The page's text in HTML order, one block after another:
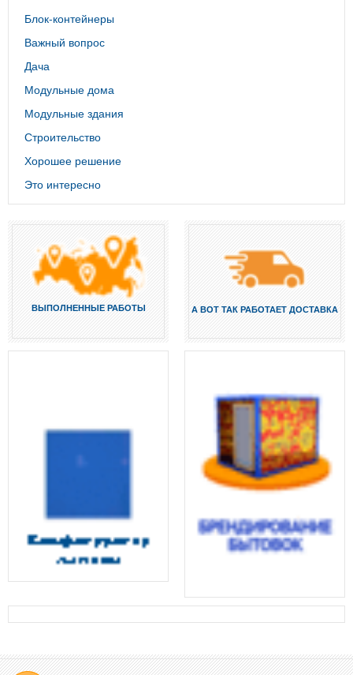
Блок-контейнеры
Важный вопрос
Дача
Модульные дома
Модульные здания
Строительство
Хорошее решение
Это интересно
ВЫПОЛНЕННЫЕ РАБОТЫ А ВОТ ТАК РАБОТАЕТ ДОСТАВКА